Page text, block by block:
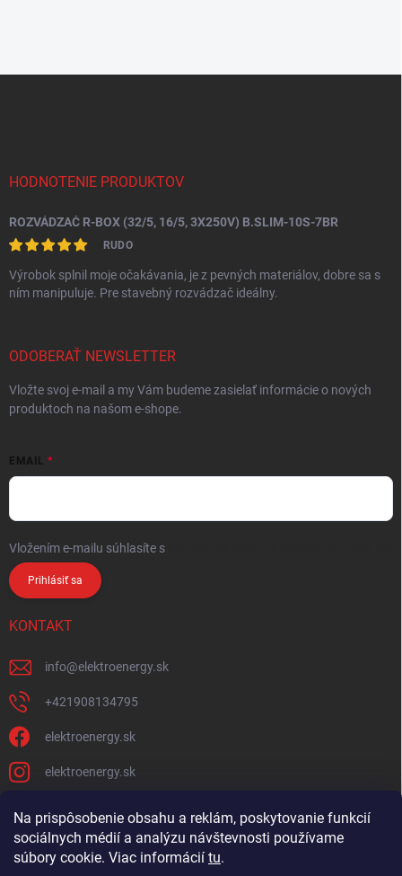
Na prispôsobenie obsahu a reklám, poskytovanie funkcií
sociálnych médií a analýzu návštevnosti používame
súbory cookie. Viac informácií tu.
HODNOTENIE PRODUKTOV
ROZVÁDZAČ R-BOX (32/5, 16/5, 3X250V) B.SLIM-10S-7BR
RUDO
Výrobok splnil moje očakávania, je z pevných materiálov, dobre sa s
ním manipuluje. Pre stavebný rozvádzač ideálny.
ODOBERAŤ NEWSLETTER
Vložte svoj e-mail a my Vám budeme zasielať informácie o nových
produktoch na našom e-shope.
EMAIL
Vložením e-mailu súhlasíte s
Prihlásiť sa
KONTAKT
info@elektroenergy.sk
+421908134795
elektroenergy.sk
elektroenergy.sk
Podmienky ochrany osobných údajov
Kontakty
Obchodné podmienky